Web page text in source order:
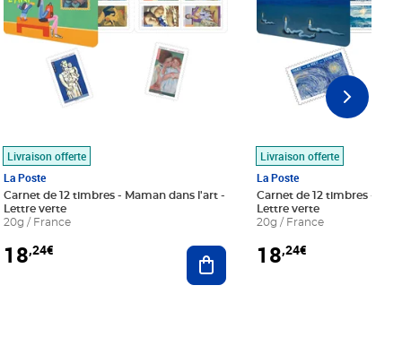
au panier
Livraison offerte
La Poste
Carnet de 12 timbres - Maman dans l'art -
Lettre verte
20g / France
18,24€ Ajouter au panier
Livraison offerte
La Poste
Carnet de 12 timbres - Le
Lettre verte
20g / France
18,24€